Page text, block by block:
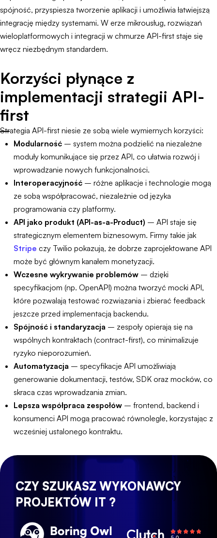
spójność, przyspiesza tworzenie aplikacji i umożliwia łatwiejszą
integrację między systemami. W erze mikrousług, rozwiązań
wieloplatformowych i integracji w chmurze API-first staje się
wręcz niezbędnym standardem.
Korzyści płynące z
implementacji strategii API-
first
Strategia API-first niesie ze sobą wiele wymiernych korzyści:
Modularność – system można podzielić na niezależne
moduły komunikujące się przez API, co ułatwia rozwój i
wprowadzanie nowych funkcjonalności.
Interoperacyjność – różne aplikacje i technologie mogą
ze sobą współpracować, niezależnie od języka
programowania czy platformy.
API jako produkt (API-as-a-Product) – API staje się
strategicznym elementem biznesowym. Firmy takie jak
Stripe czy Twilio pokazują, że dobrze zaprojektowane API
może być głównym kanałem monetyzacji.
Wczesne wykrywanie problemów – dzięki
specyfikacjom (np. OpenAPI) można tworzyć mocki API,
które pozwalają testować rozwiązania i zbierać feedback
jeszcze przed implementacją backendu.
Spójność i standaryzacja – zespoły opierają się na
wspólnych kontraktach (contract-first), co minimalizuje
ryzyko nieporozumień.
Automatyzacja – specyfikacje API umożliwiają
generowanie dokumentacji, testów, SDK oraz mocków, co
skraca czas wprowadzania zmian.
Lepsza współpraca zespołów – frontend, backend i
konsumenci API mogą pracować równolegle, korzystając z
wcześniej ustalonego kontraktu.
CZY SZUKASZ WYKONAWCY
PROJEKTÓW IT ?